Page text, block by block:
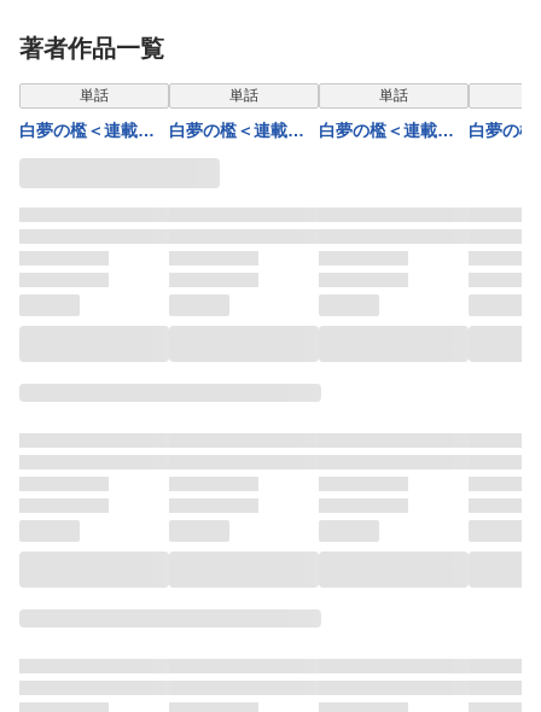
（９）【電子特典
付】
ふ〜（６）
著者作品一覧
表示制限中
単話
白夢の檻＜連載版
＞4話 未通女
表示制限中
単話
白夢の檻＜連載版
＞1話 白昼夢
表示制限中
単話
白夢の檻＜連載版
表示
白夢の